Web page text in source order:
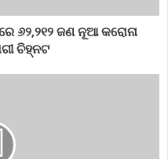
୬୨,୨୧୨ ଜଣ ନୂଆ କରୋନା
ଚିହ୍ନଟ